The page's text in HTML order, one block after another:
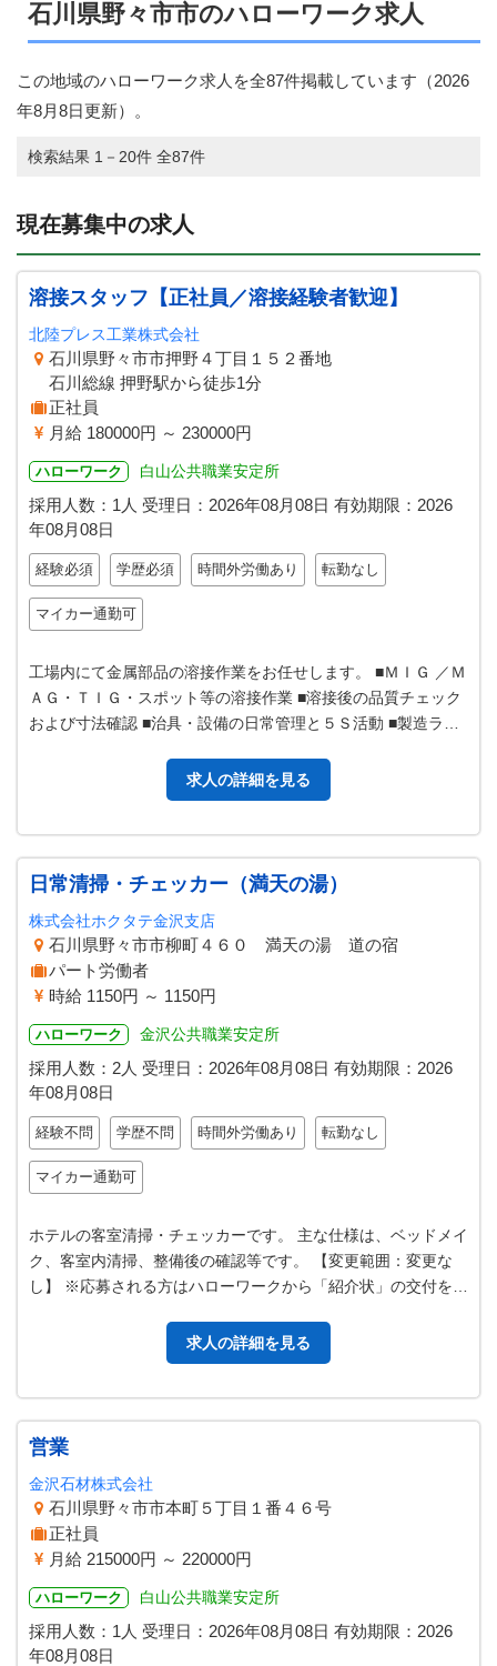
石川県野々市市のハローワーク求人
この地域のハローワーク求人を全87件掲載しています（2026
年8月8日更新）。
検索結果 1－20件 全87件
現在募集中の求人
溶接スタッフ【正社員／溶接経験者歓迎】
北陸プレス工業株式会社
石川県野々市市押野４丁目１５２番地
石川総線 押野駅から徒歩1分
正社員
月給 180000円 ～ 230000円
ハローワーク 白山公共職業安定所
採用人数：1人 受理日： 2026年08月08日 有効期限： 2026
年08月08日
経験必須 学歴必須 時間外労働あり 転勤なし
マイカー通勤可
工場内にて金属部品の溶接作業をお任せします。 ■ＭＩＧ ／Ｍ
ＡＧ・ＴＩＧ・スポット等の溶接作業 ■溶接後の品質チェック
および寸法確認 ■治具・設備の日常管理と５Ｓ活動 ■製造ライ
求人の詳細を見る
日常清掃・チェッカー（満天の湯）
株式会社ホクタテ金沢支店
石川県野々市市柳町４６０ 満天の湯 道の宿
パート労働者
時給 1150円 ～ 1150円
ハローワーク 金沢公共職業安定所
採用人数：2人 受理日： 2026年08月08日 有効期限： 2026
年08月08日
経験不問 学歴不問 時間外労働あり 転勤なし
マイカー通勤可
ホテルの客室清掃・チェッカーです。 主な仕様は、ベッドメイ
ク、客室内清掃、整備後の確認等です。 【変更範囲：変更な
し】 ※応募される方はハローワークから「紹介状」の交付を受
求人の詳細を見る
営業
金沢石材株式会社
石川県野々市市本町５丁目１番４６号
正社員
月給 215000円 ～ 220000円
ハローワーク 白山公共職業安定所
採用人数：1人 受理日： 2026年08月08日 有効期限： 2026
年08月08日